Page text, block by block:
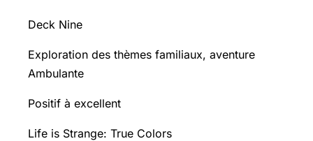
Deck Nine
Exploration des thèmes familiaux, aventure
Ambulante
Positif à excellent
Life is Strange: True Colors